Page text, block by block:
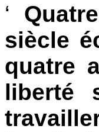
‘
siècle
quatre
liberté